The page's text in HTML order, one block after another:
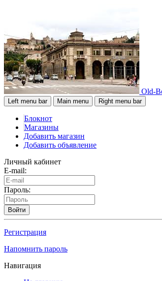
Old-
Left menu bar Main menu Right menu bar
Блокнот
Магазины
Добавить магазин
Добавить объявление
Личный кабинет
E-mail:
Пароль:
Войти
Регистрация
Напомнить пароль
Навигация